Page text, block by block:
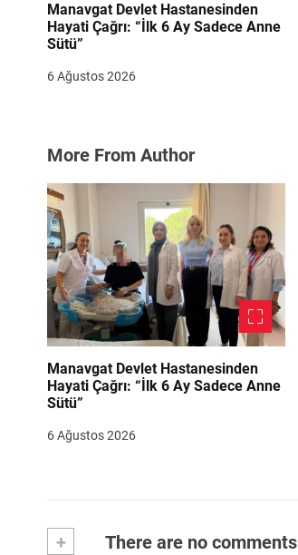
Manavgat Devlet Hastanesinden
Hayati Çağrı: “İlk 6 Ay Sadece Anne
Sütü”
6 Ağustos 2026
More From Author
Manavgat Devlet Hastanesinden
Hayati Çağrı: “İlk 6 Ay Sadece Anne
Sütü”
6 Ağustos 2026
+ There are no comments